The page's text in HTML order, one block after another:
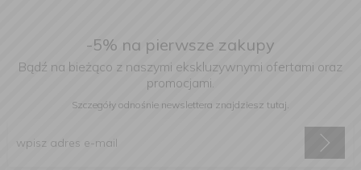
-5% na pierwsze zakupy
Bądź na bieżąco z naszymi ekskluzywnymi ofertami oraz
promocjami.
Szczegóły odnośnie newslettera znajdziesz tutaj.